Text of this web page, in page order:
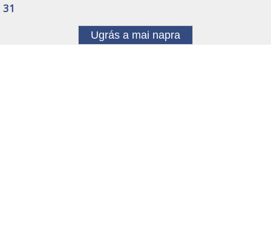
31
Ugrás a mai napra